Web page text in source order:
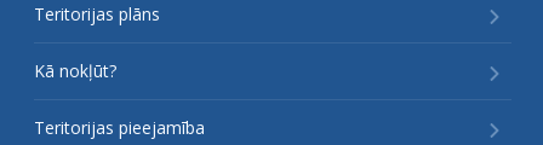
Teritorijas plāns
Kā nokļūt?
Teritorijas pieejamība